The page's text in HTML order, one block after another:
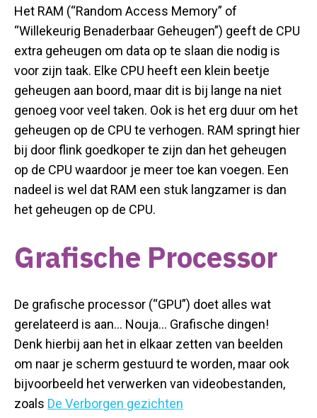
Het RAM (“Random Access Memory” of
“Willekeurig Benaderbaar Geheugen”) geeft de CPU
extra geheugen om data op te slaan die nodig is
voor zijn taak. Elke CPU heeft een klein beetje
geheugen aan boord, maar dit is bij lange na niet
genoeg voor veel taken. Ook is het erg duur om het
geheugen op de CPU te verhogen. RAM springt hier
bij door flink goedkoper te zijn dan het geheugen
op de CPU waardoor je meer toe kan voegen. Een
nadeel is wel dat RAM een stuk langzamer is dan
het geheugen op de CPU.
Grafische Processor
De grafische processor (“GPU”) doet alles wat
gerelateerd is aan…​ Nouja…​ Grafische dingen!
Denk hierbij aan het in elkaar zetten van beelden
om naar je scherm gestuurd te worden, maar ook
bijvoorbeeld het verwerken van videobestanden,
zoals De Verborgen gezichten